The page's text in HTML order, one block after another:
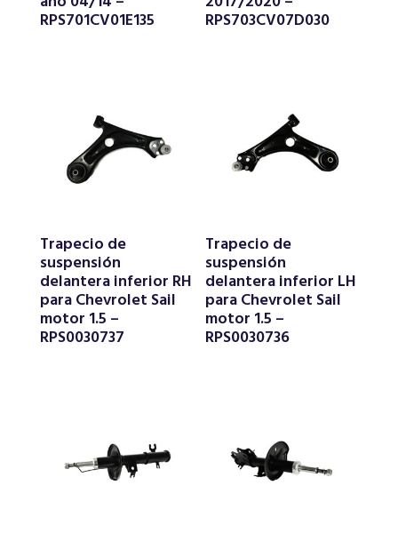
RPS701CV01E135 RPS703CV07D030
Trapecio de
suspensión
delantera inferior RH
para Chevrolet Sail
motor 1.5 –
RPS0030737
Trapecio de
suspensión
delantera inferior LH
para Chevrolet Sail
motor 1.5 –
RPS0030736